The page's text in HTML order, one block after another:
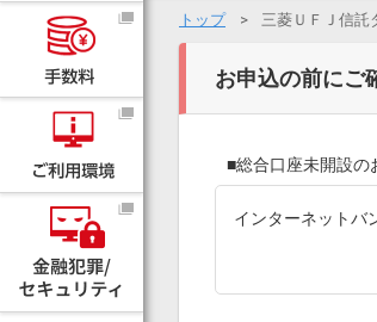
トップ 三菱ＵＦＪ信託
お申込の前にご
■総合口座未開設の
インターネットバ